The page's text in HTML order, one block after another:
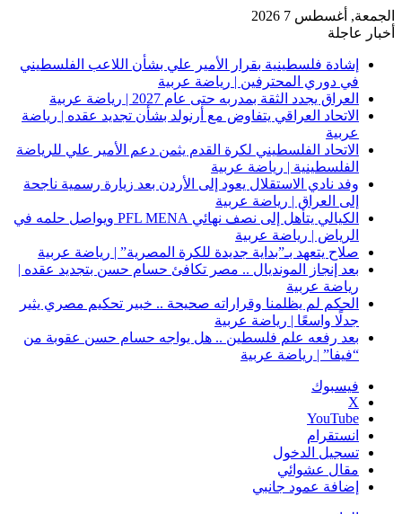
الجمعة, أغسطس 7 2026
أخبار عاجلة
إشادة فلسطينية بقرار الأمير علي بشأن اللاعب الفلسطيني
في دوري المحترفين | رياضة عربية
العراق يجدد الثقة بمدربه حتى عام 2027 | رياضة عربية
الاتحاد العراقي يتفاوض مع أرنولد بشأن تجديد عقده | رياضة
عربية
الاتحاد الفلسطيني لكرة القدم يثمن دعم الأمير علي للرياضة
الفلسطينية | رياضة عربية
وفد نادي الاستقلال يعود إلى الأردن بعد زيارة رسمية ناجحة
إلى العراق | رياضة عربية
الكيالي يتأهل إلى نصف نهائي PFL MENA ويواصل حلمه في
الرياض | رياضة عربية
صلاح يتعهد بـ”بداية جديدة للكرة المصرية” | رياضة عربية
بعد إنجاز المونديال .. مصر تكافئ حسام حسن بتجديد عقده |
رياضة عربية
الحكم لم يظلمنا وقراراته صحيحة .. خبير تحكيم مصري يثير
جدلًا واسعًا | رياضة عربية
بعد رفعه علم فلسطين .. هل يواجه حسام حسن عقوبة من
“فيفا” | رياضة عربية
فيسبوك
‫X
‫YouTube
انستقرام
تسجيل الدخول
مقال عشوائي
إضافة عمود جانبي